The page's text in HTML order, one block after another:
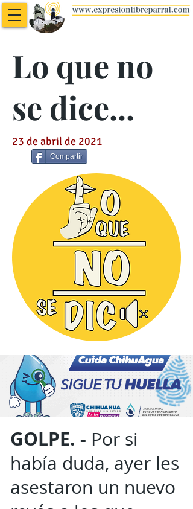
Lo que no
se dice...
23 de abril de 2021
Compartir
GOLPE. - Por si
había duda, ayer les
asestaron un nuevo